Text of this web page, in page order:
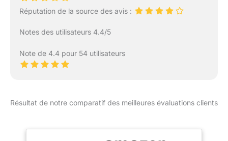
Réputation de la source des avis :
Notes des utilisateurs 4.4/5
Note de 4.4 pour 54 utilisateurs
Résultat de notre comparatif des meilleures évaluations clients